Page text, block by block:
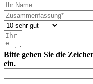
Bitte geben Sie die
ein.